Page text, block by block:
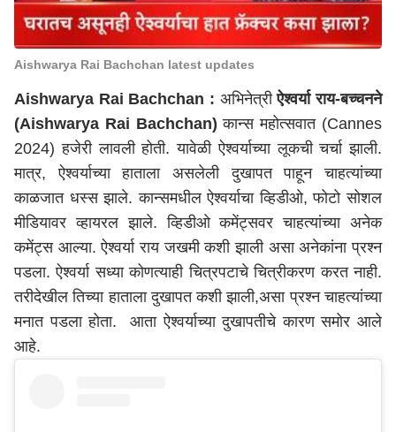
Aishwarya Rai Bachchan latest updates
Aishwarya Rai Bachchan : अभिनेत्रीऐश्वर्या राय-बच्चनने
(Aishwarya Rai Bachchan) कान्स महोत्सवात (Cannes
2024) हजेरी लावली होती. यावेळी ऐश्वर्याच्या लूकची चर्चा झाली.
मात्र, ऐश्वर्याच्या हाताला असलेली दुखापत पाहून चाहत्यांच्या
काळजात धस्स झाले. कान्समधील ऐश्वर्याचा व्हिडीओ, फोटो सोशल
मीडियावर व्हायरल झाले. व्हिडीओ कमेंट्सवर चाहत्यांच्या अनेक
कमेंट्स आल्या. ऐश्वर्या राय जखमी कशी झाली असा अनेकांना प्रश्न
पडला. ऐश्वर्या सध्या कोणत्याही चित्रपटाचे चित्रीकरण करत नाही.
तरीदेखील तिच्या हाताला दुखापत कशी झाली,असा प्रश्न चाहत्यांच्या
मनात पडला होता. आता ऐश्वर्याच्या दुखापतीचे कारण समोर आले
आहे.